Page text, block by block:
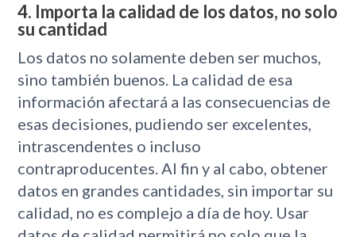
4. Importa la calidad de los datos, no solo
su cantidad
Los datos no solamente deben ser muchos,
sino también buenos. La calidad de esa
información afectará a las consecuencias de
esas decisiones, pudiendo ser excelentes,
intrascendentes o incluso
contraproducentes. Al fin y al cabo, obtener
datos en grandes cantidades, sin importar su
calidad, no es complejo a día de hoy. Usar